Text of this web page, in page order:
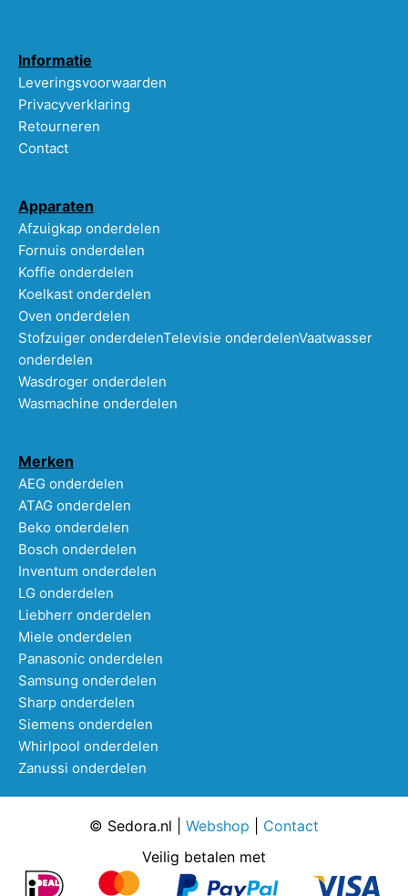
Informatie
Leveringsvoorwaarden
Privacyverklaring
Retourneren
Contact
Apparaten
Afzuigkap onderdelen
Fornuis onderdelen
Koffie onderdelen
Koelkast onderdelen
Oven onderdelen
Stofzuiger onderdelenTelevisie onderdelenVaatwasser
onderdelen
Wasdroger onderdelen
Wasmachine onderdelen
Merken
AEG onderdelen
ATAG onderdelen
Beko onderdelen
Bosch onderdelen
Inventum onderdelen
LG onderdelen
Liebherr onderdelen
Miele onderdelen
Panasonic onderdelen
Samsung onderdelen
Sharp onderdelen
Siemens onderdelen
Whirlpool onderdelen
Zanussi onderdelen
© Sedora.nl | Webshop
Contact
Veilig betalen met